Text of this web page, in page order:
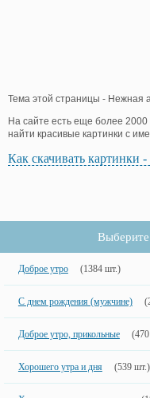
Тема этой страницы - Нежная
На сайте есть еще более
найти красивые картинки с
Как скачивать картинки
Выберите
Доброе утро (1384 шт.)
С днем рождения (мужчине)
Доброе утро, прикольные
Хорошего утра и дня (539 шт.)